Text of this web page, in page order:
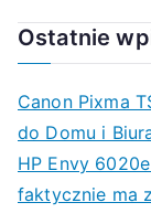
Ostatnie
Canon Pixma
do Domu i
HP Envy
faktycznie ma